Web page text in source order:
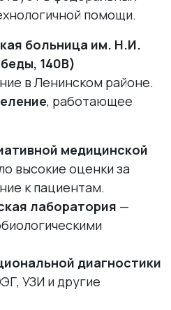
помощи.
больница им. Н.И.
140В)
в Ленинском районе.
, работающее
медицинской
высокие оценки за
к пациентам.
лаборатория —
диагностики
УЗИ и другие